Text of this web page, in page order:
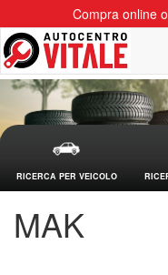
Compra online
RICERCA PER VEICOLO
MAK